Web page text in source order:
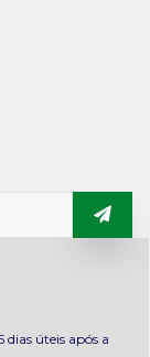
dias úteis após a